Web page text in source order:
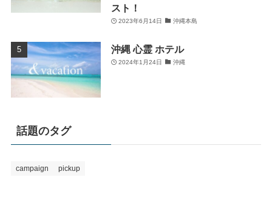
スト！
2023年6月14日 沖縄本島
沖縄 心霊 ホテル
2024年1月24日 沖縄
話題のタグ
campaign pickup